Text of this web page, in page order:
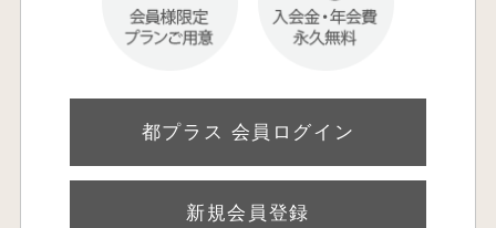
都プラス 会員ログイン
新規会員登録